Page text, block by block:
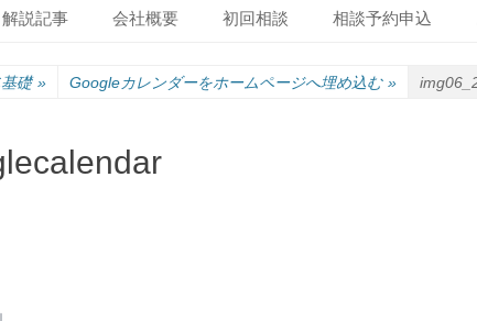
解説記事 会社概要 初回相談 相談予約申込
礎 » Googleカレンダーをホームページへ埋め込む »